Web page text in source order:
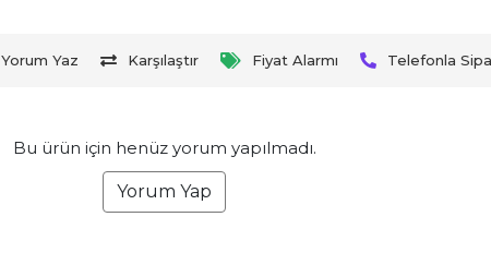
Yorum Yaz Karşılaştır Fiyat Alarmı Telefonla
Bu ürün için henüz yorum yapılmadı.
Yorum Yap